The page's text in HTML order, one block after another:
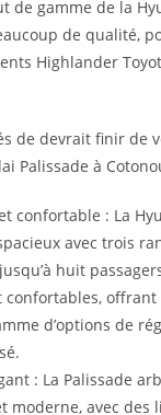
de gamme de la
de qualité,
Highlander
de devrait finir de
Palissade à
confortable : La
avec trois
huit
confortables,
d’options de
: La Palissade
moderne, avec des